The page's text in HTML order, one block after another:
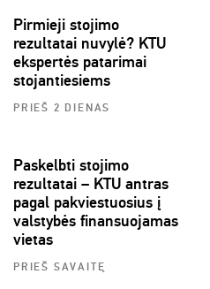
Pirmieji stojimo
rezultatai nuvylė? KTU
ekspertės patarimai
stojantiesiems
PRIEŠ 2 DIENAS
Paskelbti stojimo
rezultatai – KTU antras
pagal pakviestuosius į
valstybės finansuojamas
vietas
PRIEŠ SAVAITĘ